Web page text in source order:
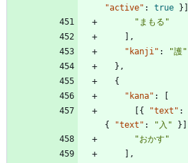
"active" : true }
"まもる"
,
"kanji" :
"護"
} ,
{
"kana" :
{ "text" :
{
"text" : "入" }
"おかす"
,